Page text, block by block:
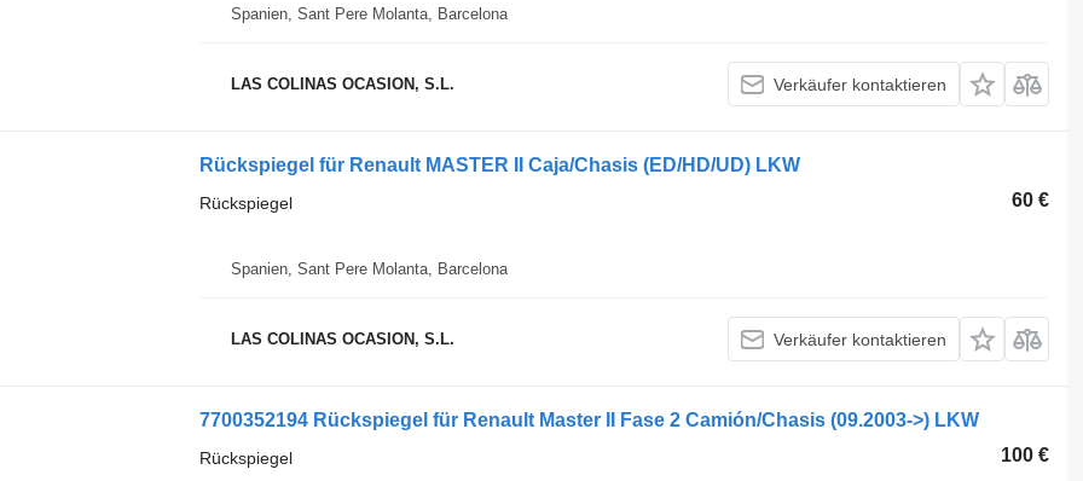
Spanien, Sant Pere Molanta, Barcelona
LAS COLINAS OCASION, S.L. Verkäufer kontaktieren
Rückspiegel für Renault MASTER II Caja/Chasis (ED/HD/UD) LKW
60 €
Rückspiegel
Spanien, Sant Pere Molanta, Barcelona
LAS COLINAS OCASION, S.L. Verkäufer kontaktieren
7700352194 Rückspiegel für Renault Master II Fase 2 Camión/Chasis (09.2003->) LKW
100 €
Rückspiegel